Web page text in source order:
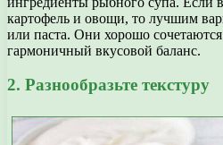
картофель и овощи, то лучшим
или паста. Они хорошо
гармоничный вкусовой баланс.
2. Разнообразьте текстуру